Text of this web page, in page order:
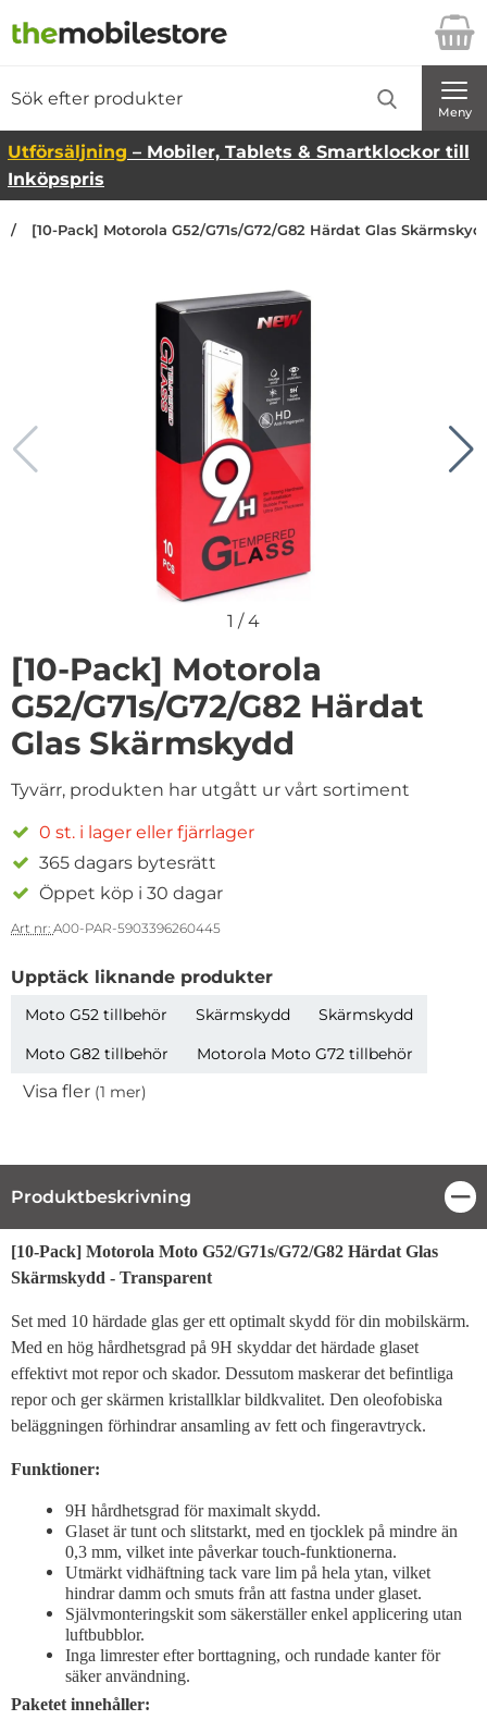
Startsidan för Danira Telecom AB
Meny
Utförsäljning – Mobiler, Tablets & Smartklockor till
Inköpspris
[10-Pack] Motorola G52/G71s/G72/G82 Härdat Glas
1 /4
[10-Pack] Motorola
G52/G71s/G72/G82 Härdat
Glas Skärmskydd
Tyvärr, produkten har utgått ur vårt sortiment
0 st. i lager eller fjärrlager
365 dagars bytesrätt
Öppet köp i 30 dagar
Art nr: A00-PAR-5903396260445
Upptäck liknande produkter
Moto G52 tillbehör Skärmskydd
Skärmskydd
Moto G82 tillbehör
Motorola Moto G72 tillbehör
Visa fler (1 mer)
Produktbeskrivning
Produktbeskrivning
[10-Pack] Motorola Moto G52/G71s/G72/G82 Härdat Glas
Skärmskydd - Transparent
Set med 10 härdade glas ger ett optimalt skydd för din mobilskärm.
Med en hög hårdhetsgrad på 9H skyddar det härdade glaset
effektivt mot repor och skador. Dessutom maskerar det befintliga
repor och ger skärmen kristallklar bildkvalitet. Den oleofobiska
beläggningen förhindrar ansamling av fett och fingeravtryck.
Funktioner:
9H hårdhetsgrad för maximalt skydd.
Glaset är tunt och slitstarkt, med en tjocklek på mindre än
0,3 mm, vilket inte påverkar touch-funktionerna.
Utmärkt vidhäftning tack vare lim på hela ytan, vilket
hindrar damm och smuts från att fastna under glaset.
Självmonteringskit som säkerställer enkel applicering utan
luftbubblor.
Inga limrester efter borttagning, och rundade kanter för
säker användning.
Paketet innehåller: